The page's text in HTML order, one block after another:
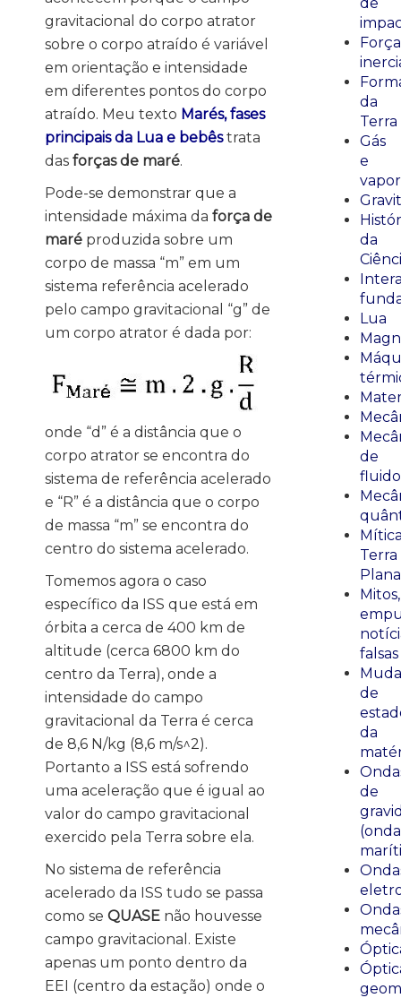
gravitacional do corpo atrator
sobre o corpo atraído é variável
em orientação e intensidade
em diferentes pontos do corpo
atraído. Meu texto Marés, fases
principais da Lua e bebêstrata
das forças de maré.
Pode-se demonstrar que a
intensidade máxima da força de
maré produzida sobre um
corpo de massa “m” em um
sistema referência acelerado
pelo campo gravitacional “g” de
um corpo atrator é dada por:
onde “d” é a distância que o
corpo atrator se encontra do
sistema de referência acelerado
e “R” é a distância que o corpo
de massa “m” se encontra do
centro do sistema acelerado.
Tomemos agora o caso
específico da ISS que está em
órbita a cerca de 400 km de
altitude (cerca 6800 km do
centro da Terra), onde a
intensidade do campo
gravitacional da Terra é cerca
de 8,6 N/kg (8,6 m/s^2).
Portanto a ISS está sofrendo
uma aceleração que é igual ao
valor do campo gravitacional
exercido pela Terra sobre ela.
No sistema de referência
acelerado da ISS tudo se passa
como se QUASE não houvesse
campo gravitacional. Existe
apenas um ponto dentro da
EEI (centro da estação) onde o
da
Terra
Gás
e
vapor
da
Lua
de
Terra
Plana
Mitos,
falsas
de
da
de